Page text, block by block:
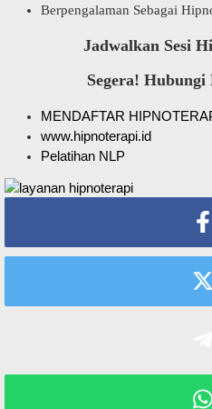
Berpengalaman Sebagai
Jadwalkan Sesi
Segera!
MENDAFTAR
www.hipnoterapi.id
Pelatihan NLP